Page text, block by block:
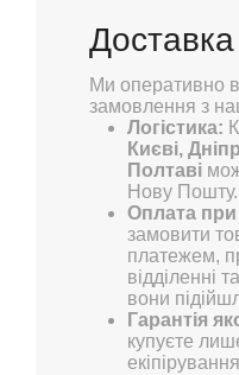
Доставка
Ми оперативно
замовлення з
Логістика:
Києві,
Полтаві
Нову Пошту.
Оплата при
замовити
платежем,
відділенні
вони
Гарантія
купуєте